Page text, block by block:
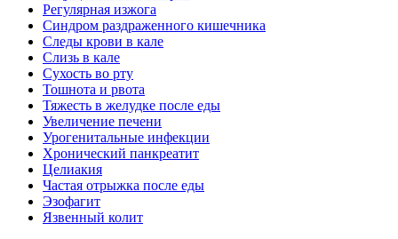
Регулярная изжога
Синдром раздраженного кишечника
Следы крови в кале
Слизь в кале
Сухость во рту
Тошнота и рвота
Тяжесть в желудке после еды
Увеличение печени
Урогенитальные инфекции
Хронический панкреатит
Целиакия
Частая отрыжка после еды
Эзофагит
Язвенный колит